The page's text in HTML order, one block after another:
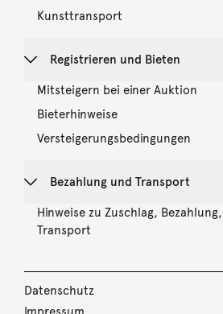
Kunsttransport
Registrieren und Bieten
Mitsteigern bei einer Auktion
Bieterhinweise
Versteigerungsbedingungen
Bezahlung und Transport
Hinweise zu Zuschlag,
Transport
Datenschutz